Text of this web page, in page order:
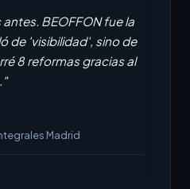
BEOFFON fue la
de 'visibilidad', sino de
8 reformas gracias al
Madrid